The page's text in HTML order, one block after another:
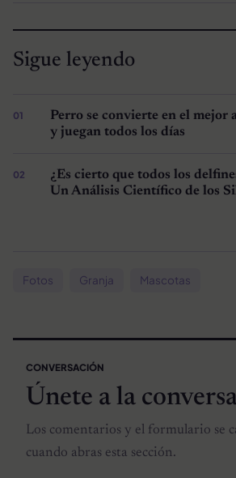
Sigue leyendo
Perro se convierte en el mejor
y juegan todos los días
¿Es cierto que todos los
Un Análisis Científico de los
Fotos Granja Mascotas
CONVERSACIÓN
Únete a la
Los comentarios y el formulario se
cuando abras esta sección.